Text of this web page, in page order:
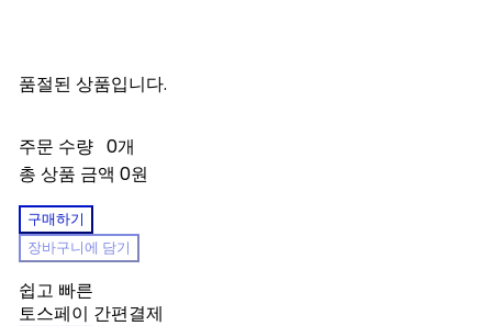
품절된 상품입니다.
주문 수량 0개
총 상품 금액 0원
구매하기
장바구니에 담기
쉽고 빠른
토스페이 간편결제